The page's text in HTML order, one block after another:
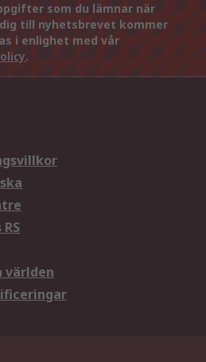
som du lämnar när
till nyhetsbrevet kommer
i enlighet med vår
.
världen